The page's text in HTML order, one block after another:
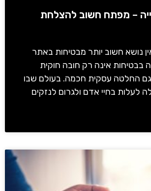
– מפתח חשוב להצלחת
נושא חשוב יותר מבטיחות באתר
בבטיחות אינה רק חובה חוקית
גם החלטה עסקית חכמה. בעולם שבו
לעלות בחיי אדם ולגרום לנזקים